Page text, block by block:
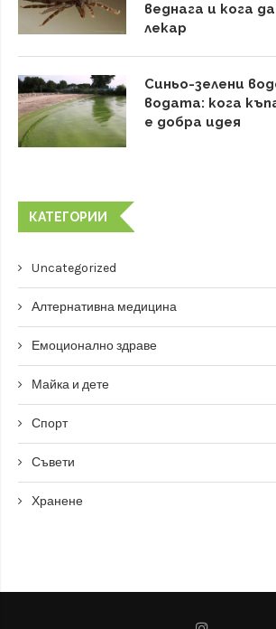
веднага и кога
лекар
Синьо-зелени
водата: кога
е добра идея
КАТЕГОРИИ
Uncategorized
Алтернативна медицина
Емоционално здраве
Майка и дете
Спорт
Съвети
Хранене